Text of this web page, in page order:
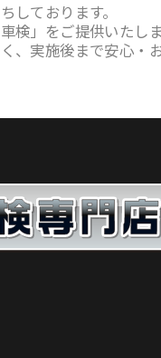
しております。
検」をご提供いたしま
、実施後まで安心・